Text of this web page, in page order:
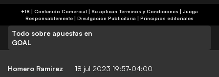
+18 | Contenido Comercial | Se aplican Términos y Condiciones | Juega
Responsablemente | Divulgación Publicitária | Principios editoriales
Todo sobre apuestas en
GOAL
Homero Ramirez 18 jul 2023 19:57-04:00